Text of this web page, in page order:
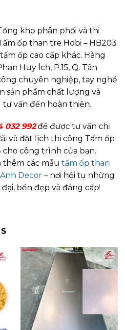
kho phân phối và thi
ốp than tre Hobi – HB203
ốp cao cấp khác. Hàng
Huy Ích, P.15, Q. Tân
chuyên nghiệp, tay nghề
sản phẩm chất lượng và
vấn đến hoàn thiện.
032 992để được tư vấn chi
và đặt lịch thi công Tấm ốp
cho công trình của bạn.
các mẫu tấm ốp than
Decor – nơi hội tụ những
bền đẹp và đẳng cấp!